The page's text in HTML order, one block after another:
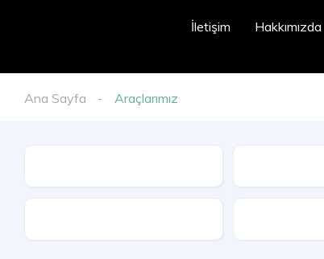
İletişim Hakkımızda
Ana Sayfa Araçlarımız